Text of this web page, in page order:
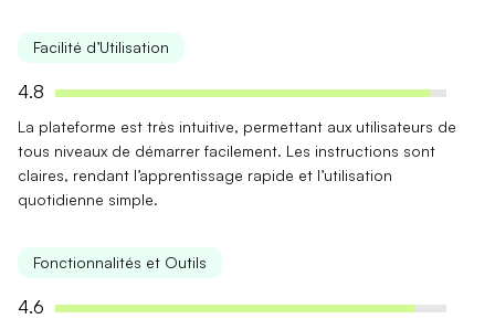
Facilité d’Utilisation
4.8
La plateforme est très intuitive, permettant aux utilisateurs de
tous niveaux de démarrer facilement. Les instructions sont
claires, rendant l’apprentissage rapide et l’utilisation
quotidienne simple.
Fonctionnalités et Outils
4.6